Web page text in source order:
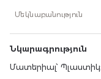
Մեկնաբանություն
Նկարագրություն
Մատերիալ՝